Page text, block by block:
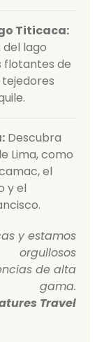
Titicaca:
lago
flotantes de
tejedores
Descubra
Lima, como
el
y el
y estamos
orgullosos
de alta
gama.
Travel